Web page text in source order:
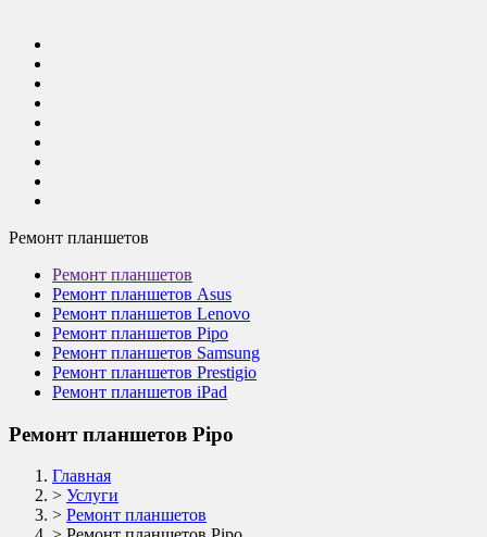
Ремонт планшетов
Ремонт планшетов
Ремонт планшетов Asus
Ремонт планшетов Lenovo
Ремонт планшетов Pipo
Ремонт планшетов Samsung
Ремонт планшетов Prestigio
Ремонт планшетов iPad
Ремонт планшетов Pipo
Главная
> Услуги
> Ремонт планшетов